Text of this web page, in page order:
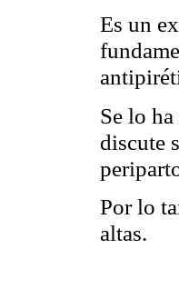
Es un
Se lo
discute
Por lo
altas.